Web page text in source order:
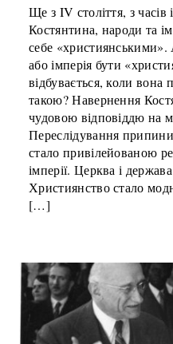
Ще з IV століття, з часів
Костянтина, народи та
себе
або імперія бути
відбувається, коли вона
такою? Навернення
чудовою відповіддю на
Переслідування
стало привілейованою
імперії. Церква і
Християнство стало
[…]